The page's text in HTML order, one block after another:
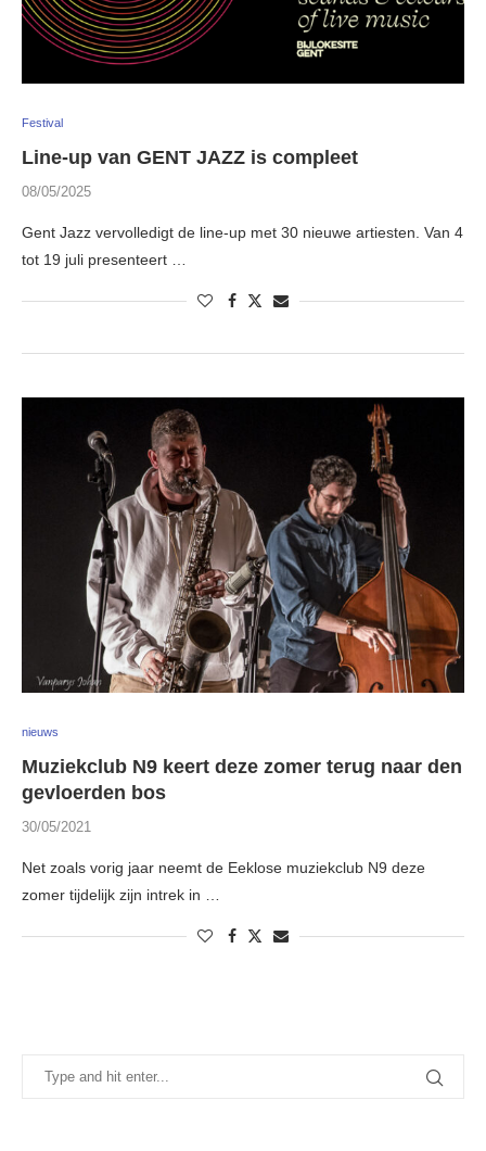
Festival
Line-up van GENT JAZZ is compleet
08/05/2025
Gent Jazz vervolledigt de line-up met 30 nieuwe artiesten. Van 4
tot 19 juli presenteert …
nieuws
Muziekclub N9 keert deze zomer terug naar den
gevloerden bos
30/05/2021
Net zoals vorig jaar neemt de Eeklose muziekclub N9 deze
zomer tijdelijk zijn intrek in …